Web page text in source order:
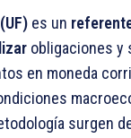
es un
obligaciones y
en moneda
surgen